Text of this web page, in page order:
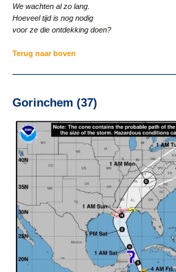
We wachten al zo lang.
Hoeveel tijd is nog nodig
voor ze die ontdekking doen?
Terug naar boven
Gorinchem (37)